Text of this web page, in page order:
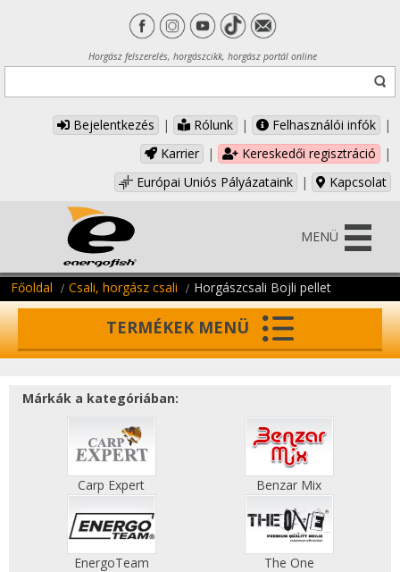
Horgász felszerelés, horgászcikk, horgász portál online
Bejelentkezés | Rólunk | Felhasználói infók
|
Karrier
| Kereskedői regisztráció
|
Európai Uniós Pályázataink
| Kapcsolat
MENÜ
Főoldal Csali, horgász csali Horgászcsali Bojli pellet
TERMÉKEK MENÜ
Márkák a kategóriában:
Carp Expert Benzar Mix
EnergoTeam The One